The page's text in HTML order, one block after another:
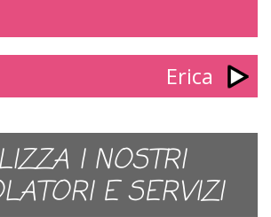
Erica
I NOSTRI
E SERVIZI